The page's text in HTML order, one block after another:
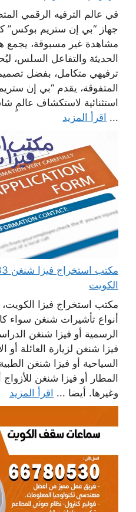
في عالم الترفيه الرقمي
جهاز “بي إن ستريم بوكس”
مشاهدة غير مسبوقة، يجمع
الحديثة والتفاعل السلس،
ترفيهي متكامل، بفضل
المتفوقة، يقدم “بي إن
استثنائية لاستكشاف عالمٍ
... اقرأ المزيد
الكويت
مكتب استخراج فيزا
أنواع تأشيرات شنغن سواء
الرسمية أو فيزا شنغن
فيزا شنغن لزيارة العائلة أو
السياحية أو فيزا شنغن
المطار أو فيزا شنغن
وغيرها. أيضا ... اقرأ المزيد